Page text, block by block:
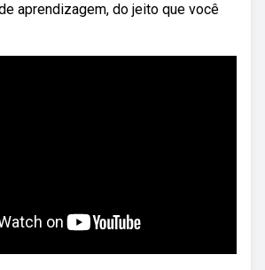
aprendizagem, do jeito que você